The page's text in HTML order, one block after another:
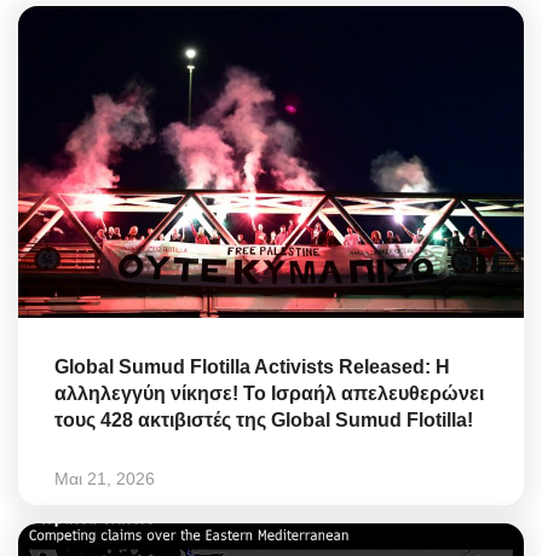
Global Sumud Flotilla Activists Released: Η
αλληλεγγύη νίκησε! Το Ισραήλ απελευθερώνει
τους 428 ακτιβιστές της Global Sumud Flotilla!
Μαι 21, 2026